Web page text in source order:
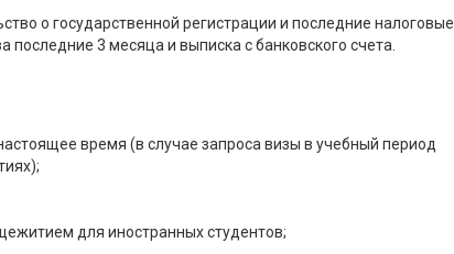
о государственной регистрации и последние налоговые
3 месяца и выписка с банковского счета.
время (в случае запроса визы в учебный период
для иностранных студентов;